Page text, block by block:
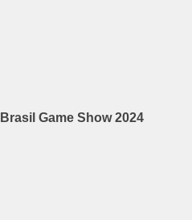
Game Show 2024